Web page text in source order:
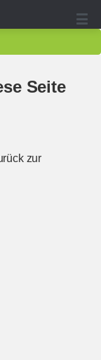
Seite
zur